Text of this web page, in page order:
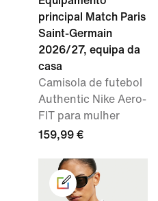
principal Match Paris
Saint-Germain
2026/27, equipa da
casa
Camisola de futebol
Authentic Nike Aero-
FIT para mulher
159,99 €